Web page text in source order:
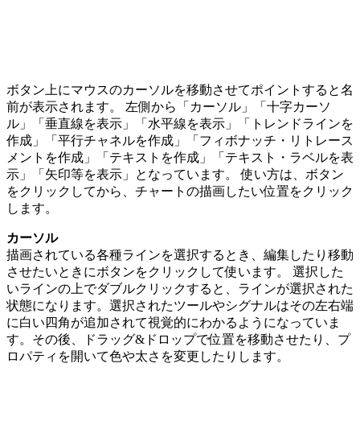
ボタン上にマウスのカーソルを移動させてポイントすると名
前が表示されます。 左側から「カーソル」「十字カーソ
ル」「垂直線を表示」「水平線を表示」「トレンドラインを
作成」「平行チャネルを作成」「フィボナッチ・リトレース
メントを作成」「テキストを作成」「テキスト・ラベルを表
示」「矢印等を表示」となっています。 使い方は、ボタン
をクリックしてから、チャートの描画したい位置をクリック
します。
カーソル
描画されている各種ラインを選択するとき、編集したり移動
させたいときにボタンをクリックして使います。 選択した
いラインの上でダブルクリックすると、ラインが選択された
状態になります。選択されたツールやシグナルはその左右端
に白い四角が追加されて視覚的にわかるようになっていま
す。その後、ドラッグ&ドロップで位置を移動させたり、プ
ロパティを開いて色や太さを変更したりします。